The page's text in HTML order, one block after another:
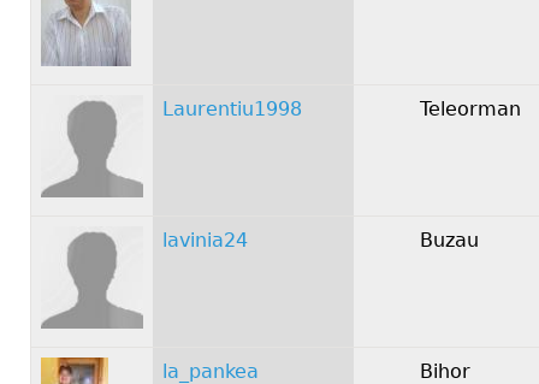
Laurentiu1998 Teleorman
lavinia24 Buzau
la_pankea Bihor